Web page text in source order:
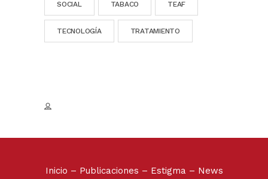
SOCIAL TABACO TEAF
TECNOLOGÍA TRATAMIENTO
Inicio – Publicaciones – Estigma – News